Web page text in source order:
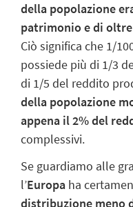
della popolazione
patrimonioe di
Ciò significa che 1/
possiede più di 1/3
di 1/5 del reddito
della popolazione
appena il 2% del
complessivi.
Se guardiamo alle
l’Europa ha
distribuzione meno